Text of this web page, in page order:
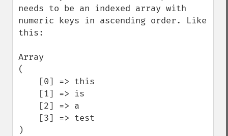
needs to be an indexed array with
numeric keys in ascending order. Like
this:
Array
(
)